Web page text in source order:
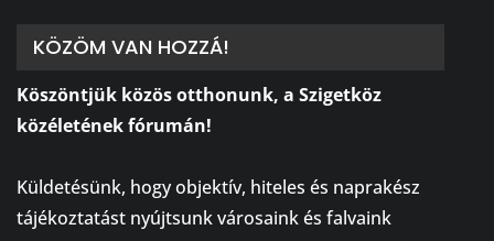
KÖZÖM VAN HOZZÁ!
Köszöntjük közös otthonunk, a Szigetköz
közéletének fórumán!
Küldetésünk, hogy objektív, hiteles és naprakész
tájékoztatást nyújtsunk városaink és falvaink